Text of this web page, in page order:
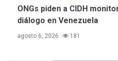
ONGs piden a CIDH
diálogo en Venezuela
agosto 6, 2026 181